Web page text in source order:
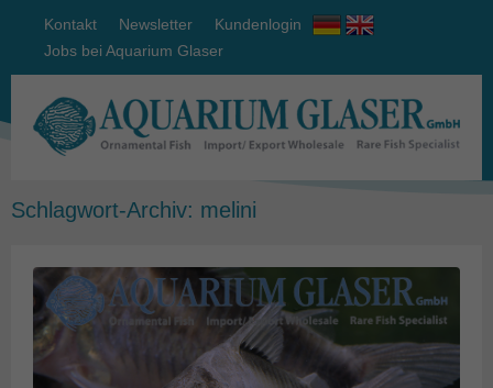
Kontakt Newsletter
Kundenlogin
Jobs bei Aquarium Glaser
Schlagwort-Archiv: melini